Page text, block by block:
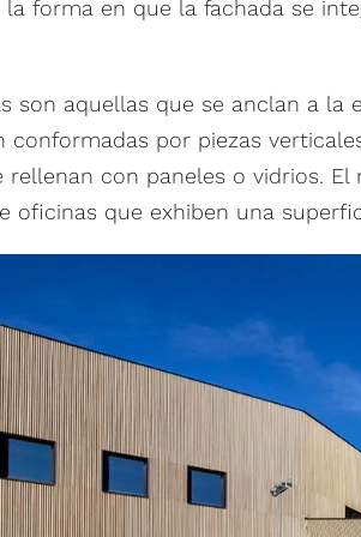
forma en que la fachada se
son aquellas que se anclan a
conformadas por piezas
rellenan con paneles o vidrios.
oficinas que exhiben una